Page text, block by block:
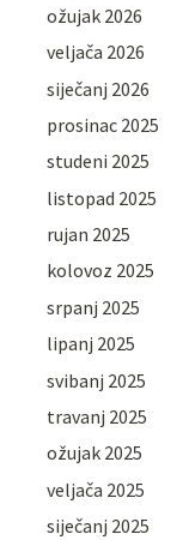
ožujak 2026
veljača 2026
siječanj 2026
prosinac 2025
studeni 2025
listopad 2025
rujan 2025
kolovoz 2025
srpanj 2025
lipanj 2025
svibanj 2025
travanj 2025
ožujak 2025
veljača 2025
siječanj 2025